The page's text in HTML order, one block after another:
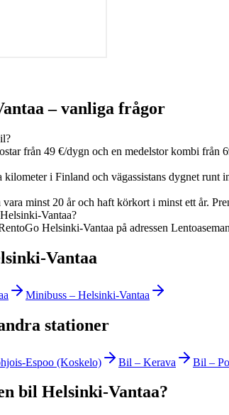
– vanliga frågor
från 49 €/dygn och en medelstor kombi
i Finland och vägassistans dygnet runt
minst 20 år och haft körkort i minst ett år.
Vantaa?
Helsinki-Vantaa på adressen
Vantaa
Minibuss – Helsinki-Vantaa
stationer
Espoo (Koskelo) Bil – Kerava Bil –
bil Helsinki-Vantaa?